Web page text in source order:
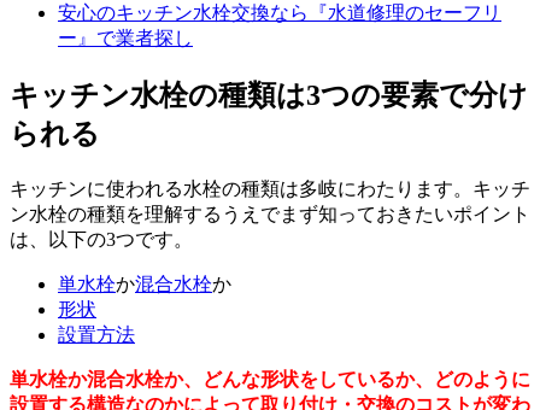
安心のキッチン水栓交換なら『水道修理のセーフリ
ー』で業者探し
キッチン水栓の種類は3つの要素で分け
られる
キッチンに使われる水栓の種類は多岐にわたります。キッチ
ン水栓の種類を理解するうえでまず知っておきたいポイント
は、以下の3つです。
単水栓か混合水栓か
形状
設置方法
単水栓か混合水栓か、どんな形状をしているか、どのように
設置する構造なのかによって取り付け・交換のコストが変わ